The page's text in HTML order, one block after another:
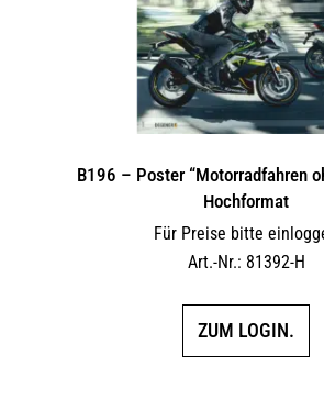
B196 – Poster “Motorradfahren
Hochformat
Für Preise bitte
Art.-Nr.: 81392-H
ZUM LOGIN.